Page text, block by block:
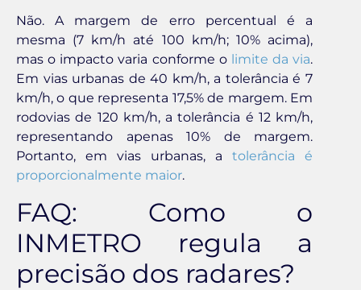
Não. A margem de erro percentual é a
mesma (7 km/h até 100 km/h; 10% acima),
mas o impacto varia conforme o limite da via.
Em vias urbanas de 40 km/h, a tolerância é 7
km/h, o que representa 17,5% de margem. Em
rodovias de 120 km/h, a tolerância é 12 km/h,
representando apenas 10% de margem.
Portanto, em vias urbanas, a tolerância é
proporcionalmente maior.
FAQ: Como o
INMETRO regula a
precisão dos radares?